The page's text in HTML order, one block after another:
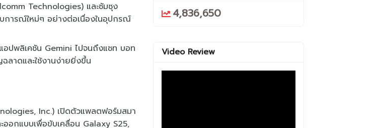
Technologies) และซัมซุง
การณ์ใหม่ๆ อย่างต่อเนื่องในอุปกรณ์
ปพลิเคชัน Gemini ไปจนถึงแชท บอท
ลาดและใช้งานง่ายยิ่งขึ้น
Inc.) เปิดตัวแพลตฟอร์มสมา
อกแบบเพื่อขับเคลื่อน Galaxy S25,
4,836,650
Video Review